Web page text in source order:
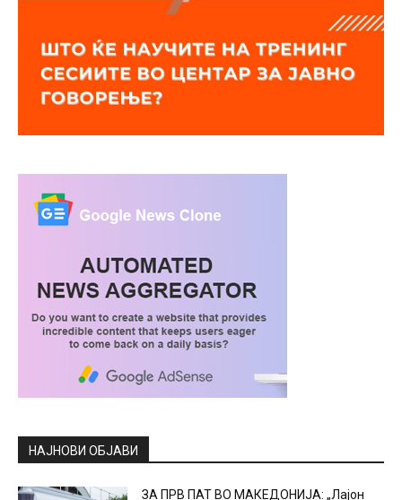
НАЈНОВИ ОБЈАВИ
ЗА ПРВ ПАТ ВО МАКЕДОНИЈА: „Лајон